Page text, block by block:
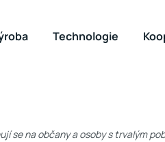
Technologie
se na občany a osoby s trvalým